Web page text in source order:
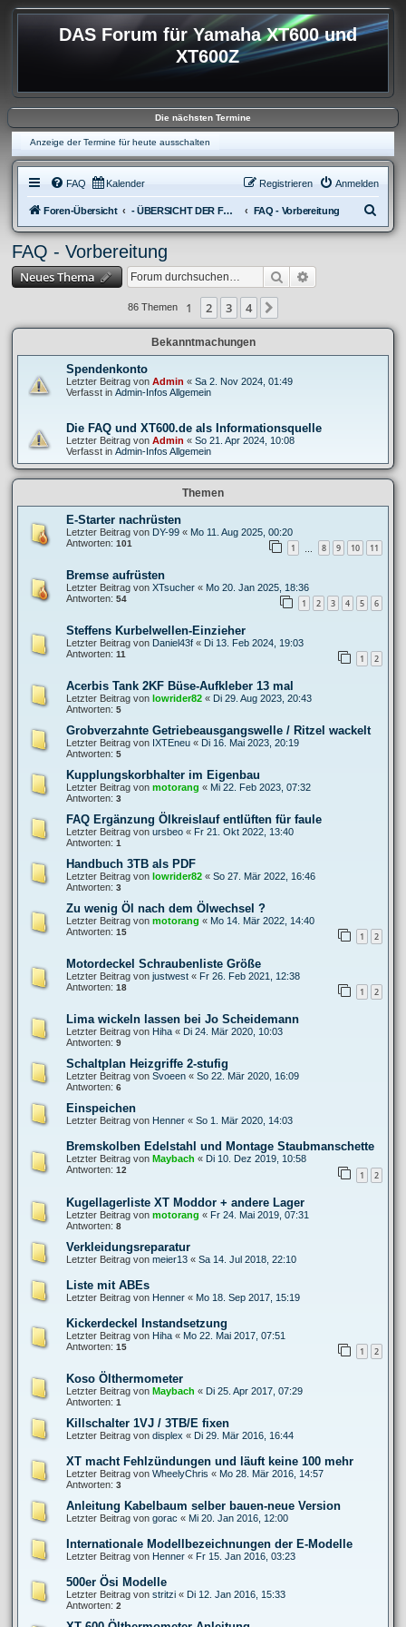
DAS Forum für Yamaha XT600 und
XT600Z
Die nächsten Termine
Anzeige der Termine für heute ausschalten
FAQ Kalender Anmelden
Registrieren
Foren-Übersicht - ÜBERSICHT DER FOREN XT600 FAQ - Vorbereitung
u
FAQ - Vorbereitung
Neues Thema Suche
86 Themen 1 2 3 4
Bekanntmachungen
Spendenkonto
Letzter Beitrag von Admin « Sa 2. Nov 2024, 01:49
Verfasst in Admin-Infos Allgemein
Die FAQ und XT600.de als Informationsquelle
Letzter Beitrag von Admin « So 21. Apr 2024, 10:08
Verfasst in Admin-Infos Allgemein
Themen
E-Starter nachrüsten
Letzter Beitrag von DY-99 « Mo 11. Aug 2025, 00:20
Antworten: 101 1 … 8 9 10 11
Bremse aufrüsten
Letzter Beitrag von XTsucher « Mo 20. Jan 2025, 18:36
Antworten: 54 1 2 3 4 5 6
Steffens Kurbelwellen-Einzieher
Letzter Beitrag von Daniel43f « Di 13. Feb 2024, 19:03
Antworten: 11 1 2
Acerbis Tank 2KF Büse-Aufkleber 13 mal
Letzter Beitrag von lowrider82 « Di 29. Aug 2023, 20:43
Antworten: 5
Grobverzahnte Getriebeausgangswelle / Ritzel wackelt
Letzter Beitrag von IXTEneu « Di 16. Mai 2023, 20:19
Antworten: 5
Kupplungskorbhalter im Eigenbau
Letzter Beitrag von motorang « Mi 22. Feb 2023, 07:32
Antworten: 3
FAQ Ergänzung Ölkreislauf entlüften für faule
Letzter Beitrag von ursbeo « Fr 21. Okt 2022, 13:40
Antworten: 1
Handbuch 3TB als PDF
Letzter Beitrag von lowrider82 « So 27. Mär 2022, 16:46
Antworten: 3
Zu wenig Öl nach dem Ölwechsel ?
Letzter Beitrag von motorang « Mo 14. Mär 2022, 14:40
Antworten: 15 1 2
Motordeckel Schraubenliste Größe
Letzter Beitrag von justwest « Fr 26. Feb 2021, 12:38
Antworten: 18 1 2
Lima wickeln lassen bei Jo Scheidemann
Letzter Beitrag von Hiha « Di 24. Mär 2020, 10:03
Antworten: 9
Schaltplan Heizgriffe 2-stufig
Letzter Beitrag von Svoeen « So 22. Mär 2020, 16:09
Antworten: 6
Einspeichen
Letzter Beitrag von Henner « So 1. Mär 2020, 14:03
Bremskolben Edelstahl und Montage Staubmanschette
Letzter Beitrag von Maybach « Di 10. Dez 2019, 10:58
Antworten: 12 1 2
Kugellagerliste XT Moddor + andere Lager
Letzter Beitrag von motorang « Fr 24. Mai 2019, 07:31
Antworten: 8
Verkleidungsreparatur
Letzter Beitrag von meier13 « Sa 14. Jul 2018, 22:10
Liste mit ABEs
Letzter Beitrag von Henner « Mo 18. Sep 2017, 15:19
Kickerdeckel Instandsetzung
Letzter Beitrag von Hiha « Mo 22. Mai 2017, 07:51
Antworten: 15 1 2
Koso Ölthermometer
Letzter Beitrag von Maybach « Di 25. Apr 2017, 07:29
Antworten: 1
Killschalter 1VJ / 3TB/E fixen
Letzter Beitrag von displex « Di 29. Mär 2016, 16:44
XT macht Fehlzündungen und läuft keine 100 mehr
Letzter Beitrag von WheelyChris « Mo 28. Mär 2016, 14:57
Antworten: 3
Anleitung Kabelbaum selber bauen-neue Version
Letzter Beitrag von gorac « Mi 20. Jan 2016, 12:00
Internationale Modellbezeichnungen der E-Modelle
Letzter Beitrag von Henner « Fr 15. Jan 2016, 03:23
500er Ösi Modelle
Letzter Beitrag von stritzi « Di 12. Jan 2016, 15:33
Antworten: 2